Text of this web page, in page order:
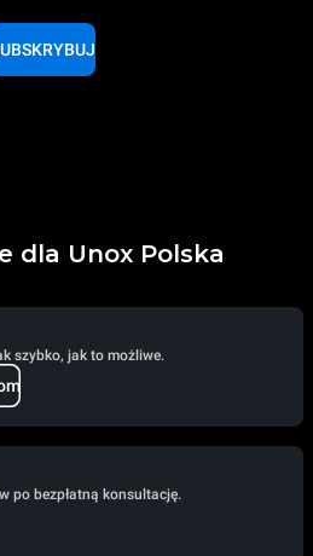
dla Unox Polska
szybko, jak to możliwe.
po bezpłatną konsultację.